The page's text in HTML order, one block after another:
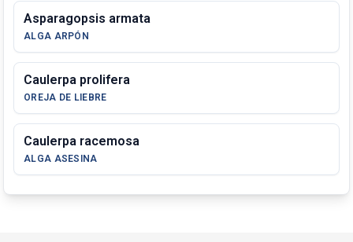
Asparagopsis armata
ALGA ARPÓN
Caulerpa prolifera
OREJA DE LIEBRE
Caulerpa racemosa
ALGA ASESINA